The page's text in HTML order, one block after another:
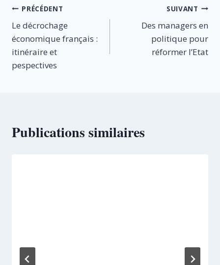
Navigation
de
l’article
PRÉCÉDENT
Le décrochage
économique français :
itinéraire et
pespectives
SUIVANT
Des managers en
politique pour
réformer l’Etat
Publications similaires